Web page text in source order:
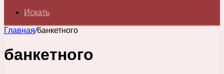
Искать
Главная/банкетного
банкетного